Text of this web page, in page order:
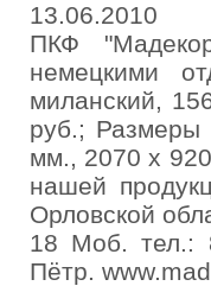
13.06.2010
ПКФ
немецкими
миланский,
руб.;
мм., 2070 х
нашей
Орловской
18 Моб. тел.:
Пётр.